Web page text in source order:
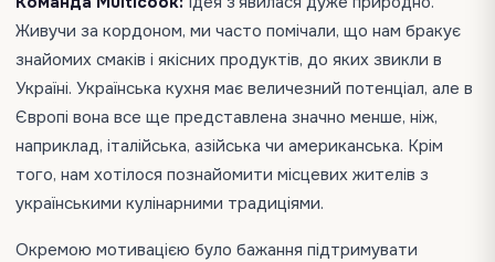
Живучи за кордоном, ми часто помічали, що нам бракує
знайомих смаків і якісних продуктів, до яких звикли в
Україні. Українська кухня має величезний потенціал, але в
Європі вона все ще представлена значно менше, ніж,
наприклад, італійська, азійська чи американська. Крім
того, нам хотілося познайомити місцевих жителів з
українськими кулінарними традиціями.
Окремою мотивацією було бажання підтримувати